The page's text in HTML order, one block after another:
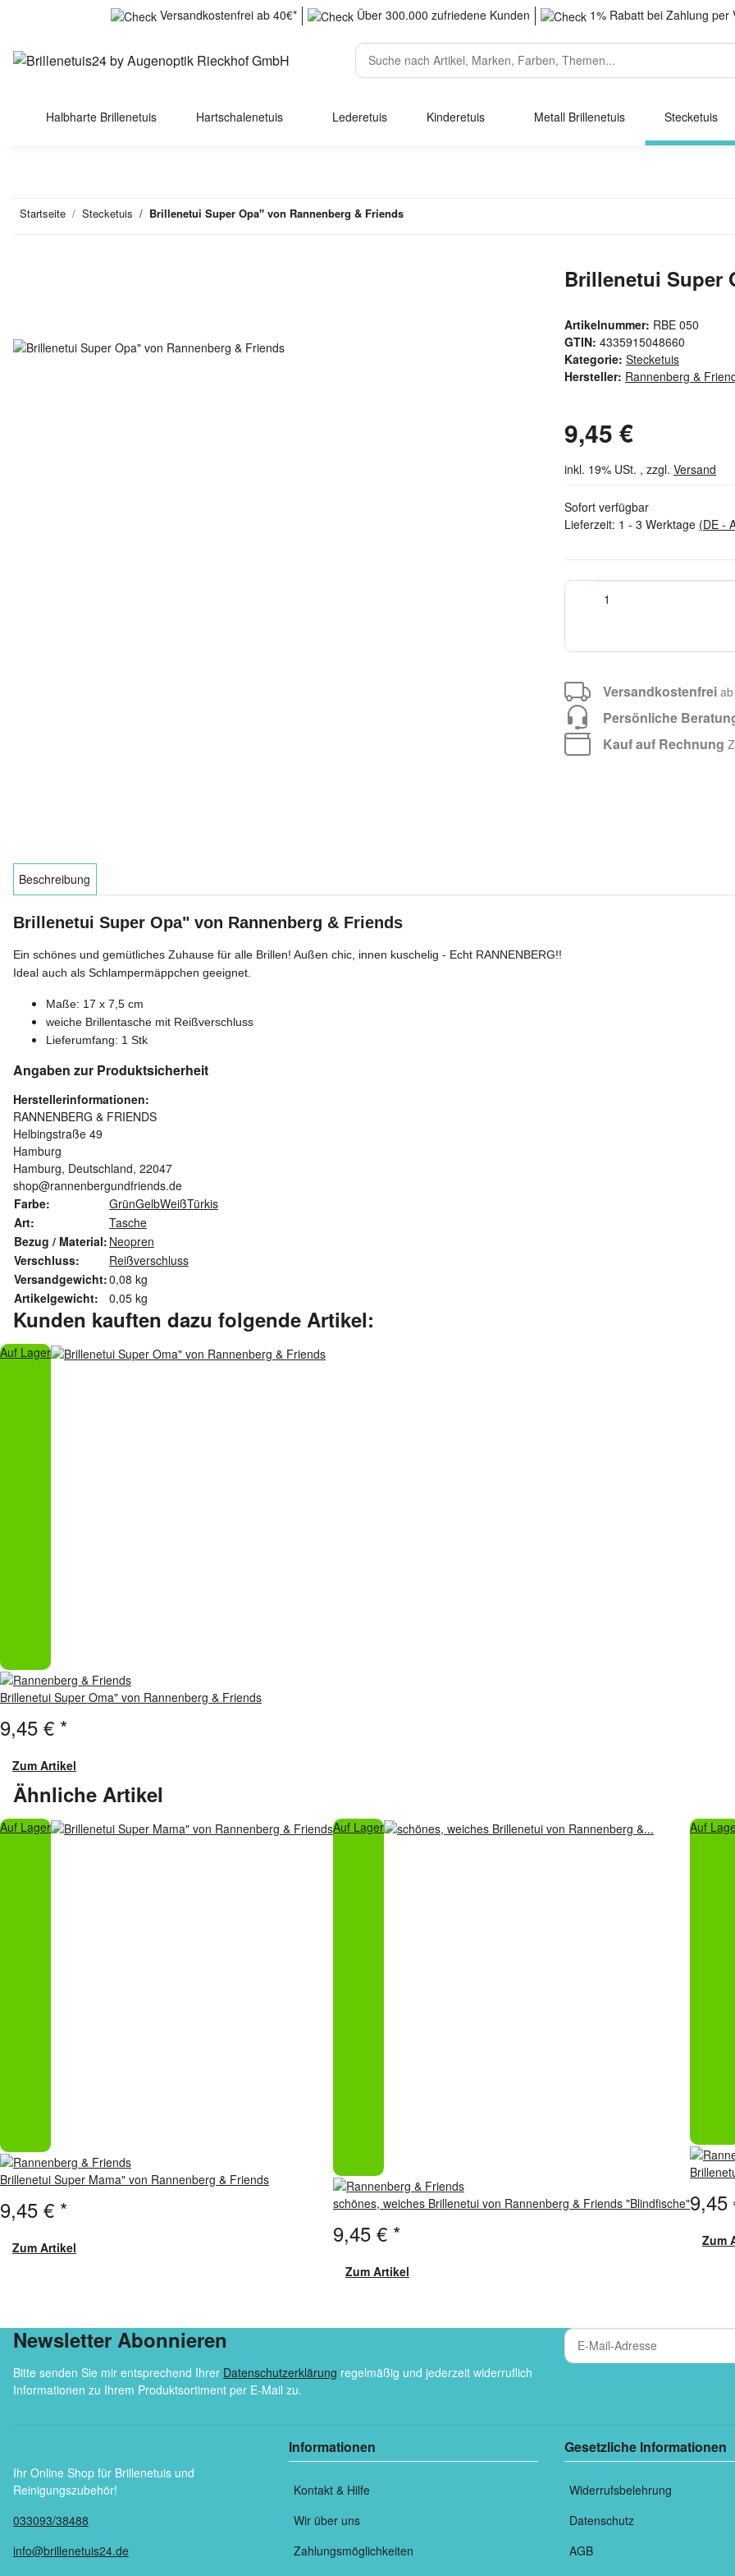
Versandkostenfrei ab 40€* Über 300.000 zufriedene Kunden 1% Rabatt bei Zahlung per
Halbharte Brillenetuis Hartschalenetuis Lederetuis Kinderetuis Metall Brillenetuis Stecketuis
Startseite Stecketuis Brillenetui Super Opa" von Rannenberg & Friends
Brillenetui Super
Artikelnummer: RBE 050
GTIN: 4335915048660
Kategorie: Stecketuis
Hersteller: Rannenberg &
9,45 €
inkl. 19% USt. , zzgl. Versand
Sofort verfügbar
Lieferzeit: 1 - 3 Werktage (DE -
Versandkostenfrei
Persönliche
Kauf auf Rechnung
Beschreibung
Brillenetui Super Opa" von Rannenberg & Friends
Ein schönes und gemütliches Zuhause für alle Brillen! Außen chic, innen kuschelig - Echt RANNENBERG!!
Ideal auch als Schlampermäppchen geeignet.
Maße: 17 x 7,5 cm
weiche Brillentasche mit Reißverschluss
Lieferumfang: 1 Stk
Angaben zur Produktsicherheit
Herstellerinformationen:
RANNENBERG & FRIENDS
Helbingstraße 49
Hamburg
Hamburg, Deutschland, 22047
shop@rannenbergundfriends.de
Farbe:
GrünGelbWeißTürkis
Art:
Tasche
Bezug / Material: Neopren
Verschluss:
Reißverschluss
Versandgewicht:0,08 kg
Artikelgewicht:
0,05 kg
Kunden kauften dazu folgende Artikel:
Auf Lager
Brillenetui Super Oma" von Rannenberg & Friends
9,45 € *
Zum Artikel
Ähnliche Artikel
Auf Lager
Brillenetui Super Mama" von Rannenberg & Friends
9,45 € *
Zum Artikel
Auf Lager
schönes, weiches Brillenetui von Rannenberg & Friends "Blindfische"
9,45 € *
Zum Artikel
Auf
Zum
Newsletter Abonnieren
Bitte senden Sie mir entsprechend Ihrer Datenschutzerklärung regelmäßig und jederzeit widerruflich
Informationen zu Ihrem Produktsortiment per E-Mail zu.
Ihr Online Shop für Brillenetuis und
Reinigungszubehör!
033093/38488
info@brillenetuis24.de
Informationen
Kontakt & Hilfe
Wir über uns
Zahlungsmöglichkeiten
Gesetzliche Informationen
Widerrufsbelehrung
Datenschutz
AGB